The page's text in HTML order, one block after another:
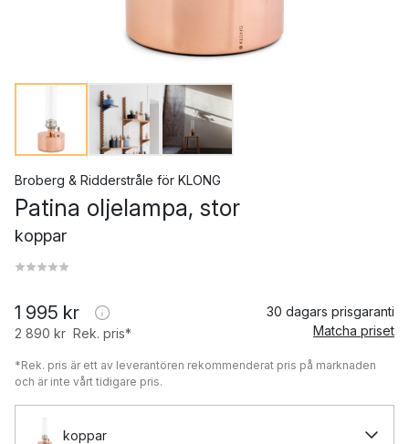
Broberg & Ridderstråle för KLONG
Patina oljelampa, stor
koppar
1 995 kr
2 890 kr Rek. pris*
30 dagars prisgaranti
Matcha priset
*Rek. pris är ett av leverantören rekommenderat pris på marknaden
och är inte vårt tidigare pris.
koppar